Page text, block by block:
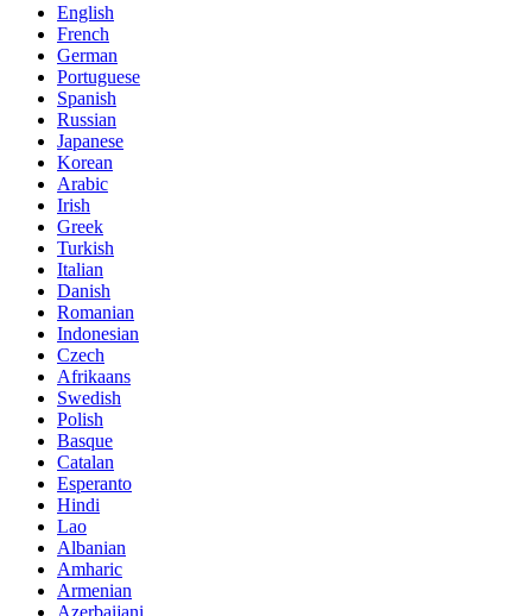
English
French
German
Portuguese
Spanish
Russian
Japanese
Korean
Arabic
Irish
Greek
Turkish
Italian
Danish
Romanian
Indonesian
Czech
Afrikaans
Swedish
Polish
Basque
Catalan
Esperanto
Hindi
Lao
Albanian
Amharic
Armenian
Azerbaijani